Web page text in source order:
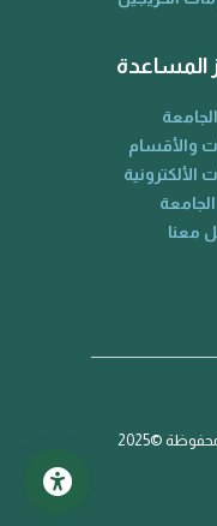
المساعدة
والأقسام
الألكترونية
معنا
©2025